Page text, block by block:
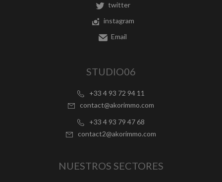
twitter
instagram
Email
STUDIO06
+33 4 93 72 94 11
contact@akorimmo.com
+33 4 93 79 47 68
contact2@akorimmo.com
NUESTROS SECTORES